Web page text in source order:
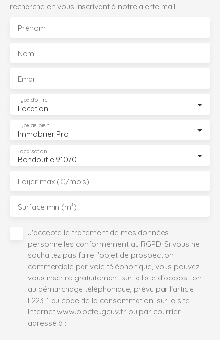
recherche en vous inscrivant à notre alerte mail !
Prénom
Nom
Email
Location
Type d'offre
Immobilier Pro
Type de bien
Bondoufle 91070
Localisation
Loyer max (€/mois)
Surface min (m²)
J'accepte le traitement de mes données
personnelles conformément au RGPD. Si vous ne
souhaitez pas faire l'objet de prospection
commerciale par voie téléphonique, vous pouvez
vous inscrire gratuitement sur la liste d'opposition
au démarchage téléphonique, prévu par l'article
L223-1 du code de la consommation, sur le site
Internet www.bloctel.gouv.fr ou par courrier
adressé à :